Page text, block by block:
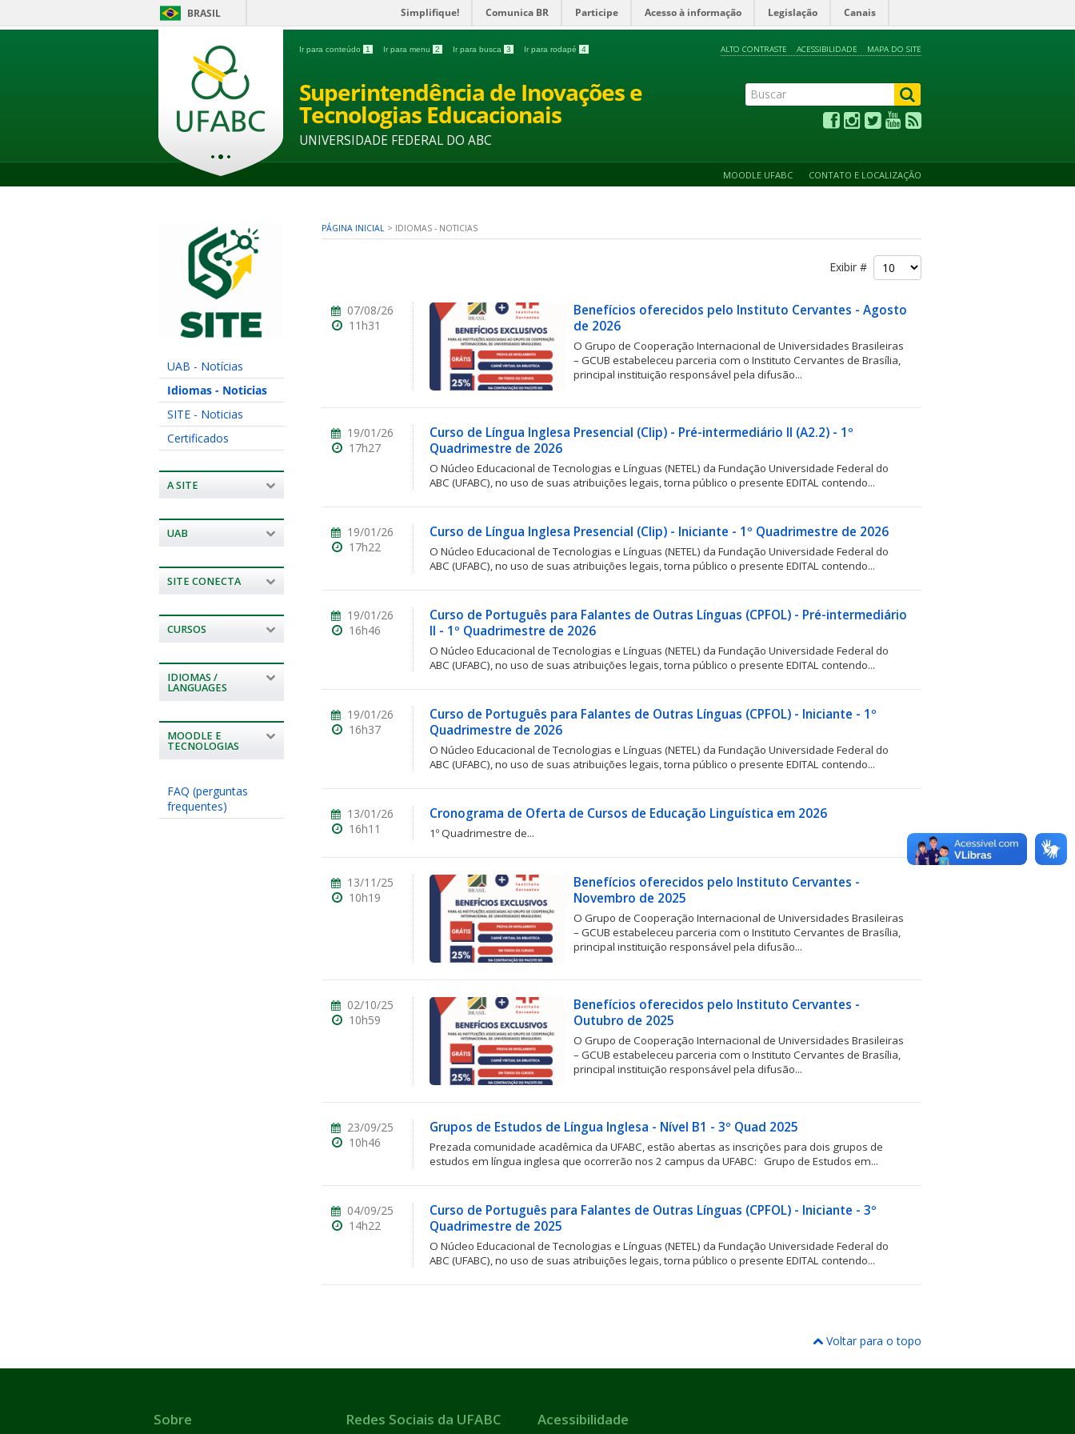
BRASIL Simplifique! Comunica BR Participe Acesso à informação Legislação Canais
Ir para conteúdo 1 Ir para menu 2 Ir para busca 3 Ir para rodapé 4 ALTO CONTRASTE ACESSIBILIDADE MAPA DO SITE
Superintendência de Inovações e
Tecnologias Educacionais
UNIVERSIDADE FEDERAL DO ABC
MOODLE UFABC CONTATO E LOCALIZAÇÃO
UAB - Notícias
Idiomas - Noticias
SITE - Noticias
Certificados
A SITE
UAB
SITE CONECTA
CURSOS
IDIOMAS /
LANGUAGES
MOODLE E
TECNOLOGIAS
FAQ (perguntas
frequentes)
PÁGINA INICIAL > IDIOMAS - NOTICIAS
Exibir #
Benefícios oferecidos pelo Instituto Cervantes - Agosto
de 2026
O Grupo de Cooperação Internacional de Universidades Brasileiras
– GCUB estabeleceu parceria com o Instituto Cervantes de Brasília,
principal instituição responsável pela difusão...
07/08/26
11h31
Curso de Língua Inglesa Presencial (Clip) - Pré-intermediário II (A2.2) - 1º
Quadrimestre de 2026
O Núcleo Educacional de Tecnologias e Línguas (NETEL) da Fundação Universidade Federal do
ABC (UFABC), no uso de suas atribuições legais, torna público o presente EDITAL contendo...
19/01/26
17h27
Curso de Língua Inglesa Presencial (Clip) - Iniciante - 1º Quadrimestre de 2026
O Núcleo Educacional de Tecnologias e Línguas (NETEL) da Fundação Universidade Federal do
ABC (UFABC), no uso de suas atribuições legais, torna público o presente EDITAL contendo...
19/01/26
17h22
Curso de Português para Falantes de Outras Línguas (CPFOL) - Pré-intermediário
II - 1º Quadrimestre de 2026
O Núcleo Educacional de Tecnologias e Línguas (NETEL) da Fundação Universidade Federal do
ABC (UFABC), no uso de suas atribuições legais, torna público o presente EDITAL contendo...
19/01/26
16h46
Curso de Português para Falantes de Outras Línguas (CPFOL) - Iniciante - 1º
Quadrimestre de 2026
O Núcleo Educacional de Tecnologias e Línguas (NETEL) da Fundação Universidade Federal do
ABC (UFABC), no uso de suas atribuições legais, torna público o presente EDITAL contendo...
19/01/26
16h37
Cronograma de Oferta de Cursos de Educação Linguística em 2026
1º Quadrimestre de...
13/01/26
16h11
Benefícios oferecidos pelo Instituto Cervantes -
Novembro de 2025
O Grupo de Cooperação Internacional de Universidades Brasileiras
– GCUB estabeleceu parceria com o Instituto Cervantes de Brasília,
principal instituição responsável pela difusão...
13/11/25
10h19
Benefícios oferecidos pelo Instituto Cervantes -
Outubro de 2025
O Grupo de Cooperação Internacional de Universidades Brasileiras
– GCUB estabeleceu parceria com o Instituto Cervantes de Brasília,
principal instituição responsável pela difusão...
02/10/25
10h59
Grupos de Estudos de Língua Inglesa - Nível B1 - 3º Quad 2025
Prezada comunidade acadêmica da UFABC, estão abertas as inscrições para dois grupos de
estudos em língua inglesa que ocorrerão nos 2 campus da UFABC: Grupo de Estudos em...
23/09/25
10h46
Curso de Português para Falantes de Outras Línguas (CPFOL) - Iniciante - 3º
Quadrimestre de 2025
O Núcleo Educacional de Tecnologias e Línguas (NETEL) da Fundação Universidade Federal do
ABC (UFABC), no uso de suas atribuições legais, torna público o presente EDITAL contendo...
04/09/25
14h22
Voltar para o topo
Sobre Redes Sociais da UFABC Acessibilidade